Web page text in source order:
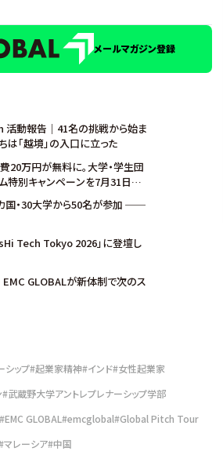
メールマガジン登録
動報告｜41名の挑戦から始ま
は「越境」の入口に立った
20万円が無料に。大学・学生団
特別キャンペーンを7月31日ま
国・30大学から50名が参加 ──
Tech Tokyo 2026」に登壇し
GLOBALが新体制で次のス
シップ#起業家精神#インド#女性起業家
#武蔵野大学アントレプレナーシップ学部
#EMC GLOBAL#emcglobal#Global Pitch Tour
マレーシア#中国